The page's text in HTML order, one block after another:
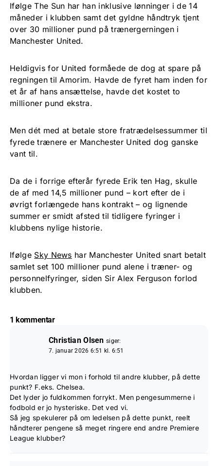
Ifølge The Sun har han inklusive lønninger i de 14
måneder i klubben samt det gyldne håndtryk tjent
over 30 millioner pund på trænergerningen i
Manchester United.
Heldigvis for United formåede de dog at spare på
regningen til Amorim. Havde de fyret ham inden for
et år af hans ansættelse, havde det kostet to
millioner pund ekstra.
Men dét med at betale store fratrædelsessummer til
fyrede trænere er Manchester United dog ganske
vant til.
Da de i forrige efterår fyrede Erik ten Hag, skulle
de af med 14,5 millioner pund – kort efter de i
øvrigt forlængede hans kontrakt – og lignende
summer er smidt afsted til tidligere fyringer i
klubbens nylige historie.
Ifølge Sky News har Manchester United snart betalt
samlet set 100 millioner pund alene i træner- og
personnelfyringer, siden Sir Alex Ferguson forlod
klubben.
1 kommentar
Christian Olsen siger:
7. januar 2026 6:51 kl. 6:51
Hvordan ligger vi mon i forhold til andre klubber, på dette
punkt? F.eks. Chelsea.
Det lyder jo fuldkommen forrykt. Men pengesummerne i
fodbold er jo hysteriske. Det ved vi.
Så jeg spekulerer på om ledelsen på dette punkt, reelt
håndterer pengene så meget ringere end andre Premiere
League klubber?